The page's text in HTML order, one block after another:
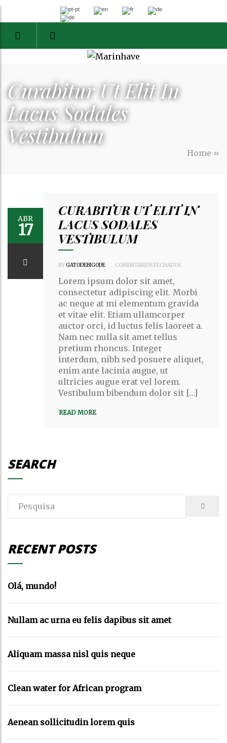
Curabitur Ut Elit In
Lacus Sodales
Vestibulum
Home »
ABR
17
CURABITUR UT ELIT IN
LACUS SODALES
VESTIBULUM
BYGATODEBIGODE COMENTÁRIOS FECHADOSCURABITUR
LACUS
SODALES
VESTIBULUM
Lorem ipsum dolor sit amet,
consectetur adipiscing elit. Morbi
ac neque at mi elementum gravida
et vitae elit. Etiam ullamcorper
auctor orci, id luctus felis laoreet a.
Nam nec nulla sit amet tellus
pretium rhoncus. Integer
interdum, nibh sed posuere aliquet,
enim ante lacinia augue, ut
ultricies augue erat vel lorem.
Vestibulum bibendum dolor sit […]
READ MORE
SEARCH
RECENT POSTS
Olá, mundo!
Nullam ac urna eu felis dapibus sit amet
Aliquam massa nisl quis neque
Clean water for African program
Aenean sollicitudin lorem quis